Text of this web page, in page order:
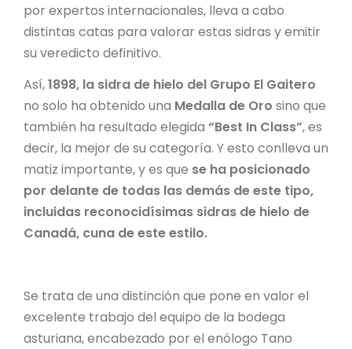
por expertos internacionales, lleva a cabo
distintas catas para valorar estas sidras y emitir
su veredicto definitivo.
Así,1898, la sidra de hielo del Grupo El Gaitero
no solo ha obtenido una Medalla de Oro sino que
también ha resultado elegida “Best In Class”, es
decir, la mejor de su categoría. Y esto conlleva un
matiz importante, y es que se ha posicionado
por delante de todas las demás de este tipo,
incluidas reconocidísimas sidras de hielo de
Canadá, cuna de este estilo.
Se trata de una distinción que pone en valor el
excelente trabajo del equipo de la bodega
asturiana, encabezado por el enólogo Tano